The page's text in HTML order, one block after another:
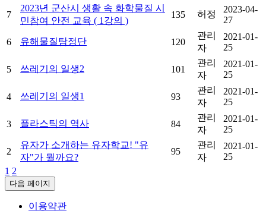
7
2023년 군산시 생활 속 화학물질 시
민참여 안전 교육 ( 1강의 )
135 허정
2023-04-
27
6 유해물질탐정단 120
관리
자
2021-01-
25
5 쓰레기의 일생2 101
관리
자
2021-01-
25
4 쓰레기의 일생1 93
관리
자
2021-01-
25
3 플라스틱의 역사 84
관리
자
2021-01-
25
2
유자가 소개하는 유자학교! "유
자"가 뭘까요?
95
관리
자
2021-01-
25
1 2
다음 페이지
이용약관